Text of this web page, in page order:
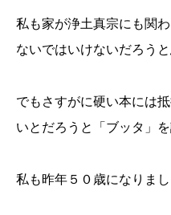
私も家が浄土真宗にも関
ないではいけないだろう
でもさすがに硬い本には
いとだろうと「ブッタ」
私も昨年５０歳になりまし